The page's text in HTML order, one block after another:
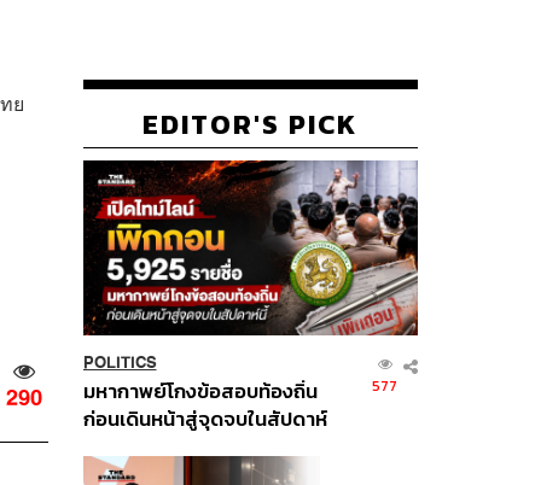
ย
290
EDITOR'S PICK
POLITICS
มหากาพย์โกงข้อสอบท้องถิ่น
ก่อนเดินหน้าสู่จุดจบในสัปดาห์
577